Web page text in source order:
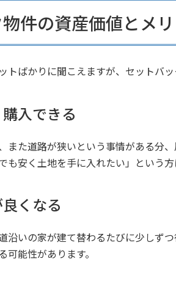
件の資産価値とメ
トばかりに聞こえますが、セットバ
入できる
また道路が狭いという事情がある分
も安く土地を手に入れたい」という方
くなる
沿いの家が建て替わるたびに少しず
能性があります。